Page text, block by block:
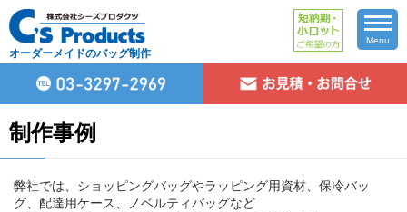
オーダーメイドのバッグ制作
Menu
制作事例
弊社では、ショッピングバッグやラッピング用資材、保冷バッ
グ、配達用ケース、ノベルティバッグなど